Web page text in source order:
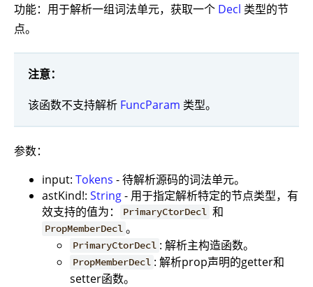
功能：用于解析一组词法单元，获取一个 Decl 类型的节
点。
注意：
该函数不支持解析 FuncParam 类型。
参数：
input: Tokens - 待解析源码的词法单元。
astKind!: String- 用于指定解析特定的节点类型，有
效支持的值为：
PrimaryCtorDecl 和
PropMemberDecl 。
PrimaryCtorDecl : 解析主构造函数。
PropMemberDecl : 解析prop声明的getter和
setter函数。